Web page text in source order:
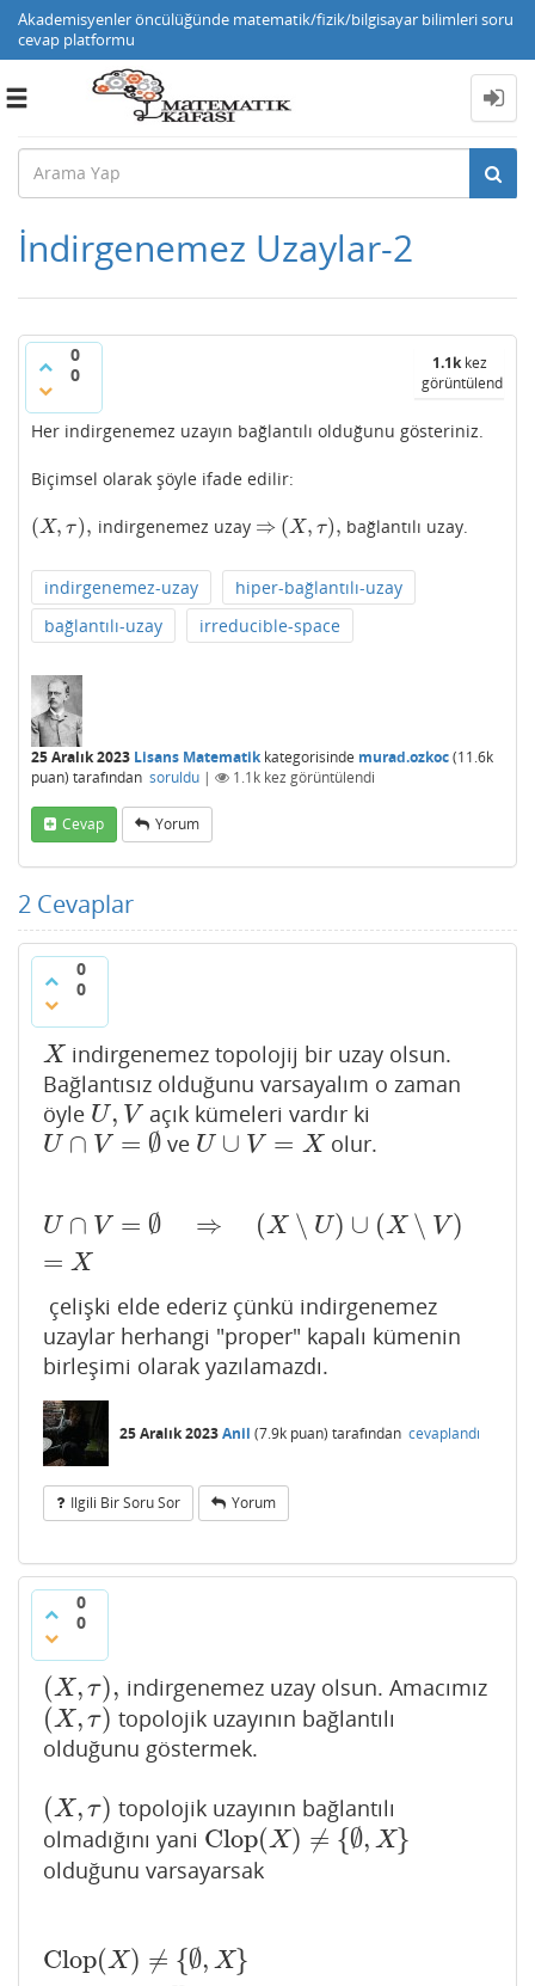
Akademisyenler öncülüğünde matematik/fizik/bilgisayar bilimleri soru
cevap platformu
Toggle
İndirgenemez Uzaylar-2
0
0
1.1kkez
görüntülendi
Her indirgenemez uzayın bağlantılı olduğunu gösteriniz.
Biçimsel olarak şöyle ifade edilir:
(X, τ),
(X,τ) indirgenemez uzay ⇒ (X, τ),
⇒(X,τ), bağlantılı uzay.
indirgenemez-uzay
hiper-bağlantılı-uzay
bağlantılı-uzay
irreducible-space
25 Aralık 2023 Lisans Matematikkategorisinde murad.ozkoc(11.6k
puan) tarafından soruldu | 1.1k kez görüntülendi
Cevap Yorum
2 Cevaplar
0
0
X
X
indirgenemez topolojij bir uzay olsun.
Bağlantısız olduğunu varsayalım o zaman
öyle U, V
U,V açık kümeleri vardır ki
U ∩ V = ∅
U∩V =∅ ve U ∪ V = X
U∪V =X olur.
U ∩ V = ∅ ⇒ (X ∖ U) ∪ (X ∖ V )
= X
U =∅ X∖U ∪ (X∖V)= X
çelişki elde ederiz çünkü indirgenemez
uzaylar herhangi "proper" kapalı kümenin
birleşimi olarak yazılamazdı.
25 Aralık 2023Anil (7.9k puan) tarafından cevaplandı
Ilgili Bir Soru Sor Yorum
0
0
(X, τ),
(X,τ) indirgenemez uzay olsun. Amacımız
(X, τ)
(X,τ)
topolojik uzayının bağlantılı
olduğunu göstermek.
(X, τ)
(X,τ)
topolojik uzayının bağlantılı
olmadığını yani Clop(X) ≠ {∅, X}
Clop(X)≠{∅,X
olduğunu varsayarsak
Clop(X) ≠ {∅, X}
Clop(X)≠{∅,X ⇒(∃ A∈2